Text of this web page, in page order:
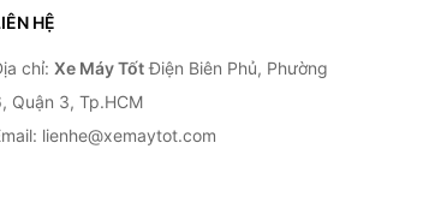
HỆ
chỉ: Xe Máy TốtĐiện Biên Phủ, Phường
Quận 3, Tp.HCM
lienhe@xemaytot.com